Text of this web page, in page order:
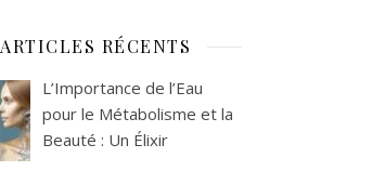
ARTICLES RÉCENTS
L’Importance de l’Eau
pour le Métabolisme et la
Beauté : Un Élixir